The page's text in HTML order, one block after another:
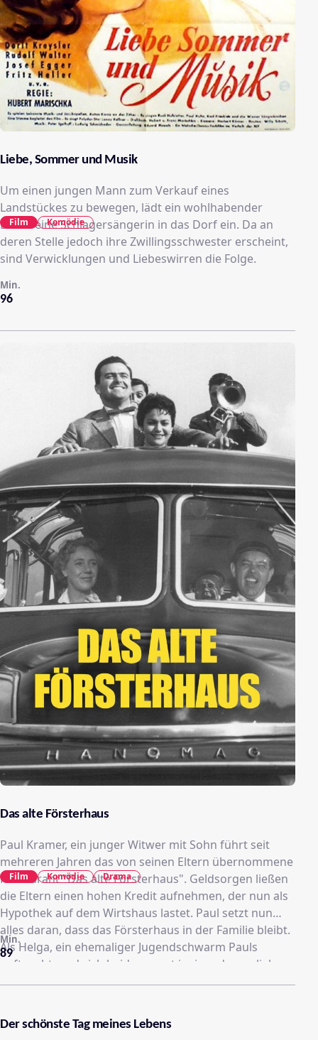
Liebe, Sommer und Musik
Um einen jungen Mann zum Verkauf eines
Landstückes zu bewegen, lädt ein wohlhabender
Bauer eine Schlagersängerin in das Dorf ein. Da an
deren Stelle jedoch ihre Zwillingsschwester erscheint,
sind Verwicklungen und Liebeswirren die Folge.
96
Min.
Film Komödie
Das alte Försterhaus
Paul Kramer, ein junger Witwer mit Sohn führt seit
mehreren Jahren das von seinen Eltern übernommene
Restaurant "Das alte Försterhaus". Geldsorgen ließen
die Eltern einen hohen Kredit aufnehmen, der nun als
Hypothek auf dem Wirtshaus lastet. Paul setzt nun
alles daran, dass das Försterhaus in der Familie bleibt.
Als Helga, ein ehemaliger Jugendschwarm Pauls
auftaucht, und sich beide erneut ineinander verlieben,
wendet sich sein Glück. Helga arbeitet als
Musiker ein, die für eine TV-Show im Försterhaus
auftreten. Jazz- und Schlagermusikern, sowie Paul und
89
Min.
Film Komödie Drama
Der schönste Tag meines Lebens